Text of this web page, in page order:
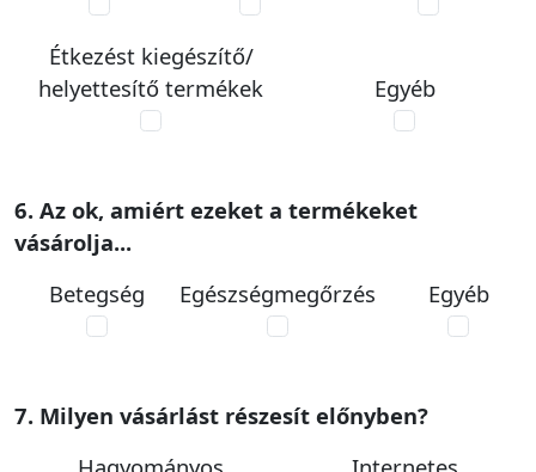
Étkezést kiegészítő/
helyettesítő termékek
Egyéb
6. Az ok, amiért ezeket a termékeket
vásárolja...
Betegség
Egészségmegőrzés Egyéb
7. Milyen vásárlást részesít előnyben?